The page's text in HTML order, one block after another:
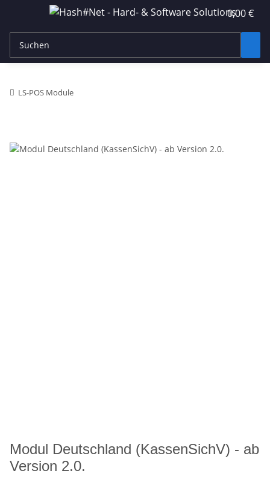
0,00 €
LS-POS Module
Modul Deutschland (KassenSichV) - ab
Version 2.0.